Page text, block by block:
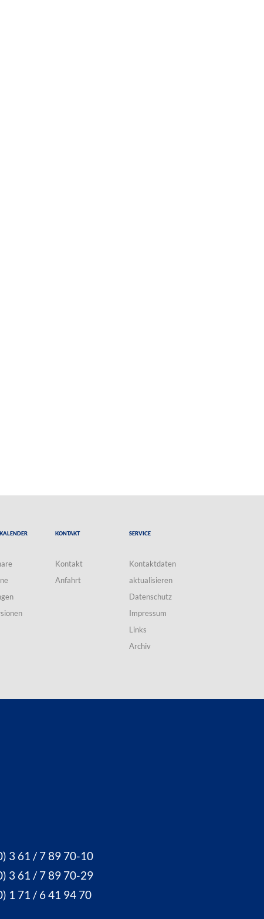
Kontakt
Kontakt
Anfahrt
Service
Kontaktdaten
aktualisieren
Datenschutz
Impressum
Links
Archiv
3 61 / 7 89 70-10
3 61 / 7 89 70-29
1 71 / 6 41 94 70